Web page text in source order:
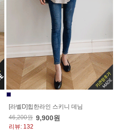
[라벨D]힙한라인 스키니 데님
46,200원 9,900원
리뷰: 132